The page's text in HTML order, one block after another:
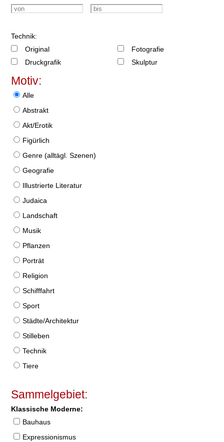
Technik:
Original
Druckgrafik
Fotografie
Skulptur
Motiv:
Alle
Abstrakt
Akt/Erotik
Figürlich
Genre (alltägl. Szenen)
Geografie
Illustrierte Literatur
Judaica
Landschaft
Musik
Pflanzen
Porträt
Religion
Schifffahrt
Sport
Städte/Architektur
Stilleben
Technik
Tiere
Sammelgebiet:
Klassische Moderne:
Bauhaus
Expressionismus